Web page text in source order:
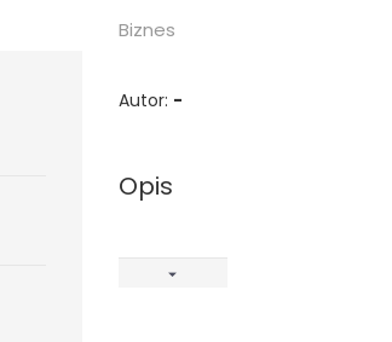
Biznes
Autor: -
Opis